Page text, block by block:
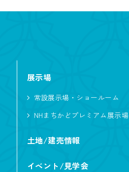
展示場
常設展示場・ショールーム
NHまちかどプレミアム展示場
土地/建売情報
イベント/見学会